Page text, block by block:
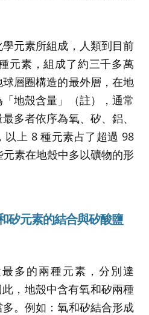
元素所組成，人類到目前
元素，組成了約三千多萬
層圈構造的最外層，在地
地殼含量」（註），通常
多者依序為氧、矽、鋁、
以上 8 種元素占了超過 98
素在地殼中多以礦物的形
矽元素的結合與矽酸鹽
多的兩種元素，分別達
，地殼中含有氧和矽兩種
。例如：氧和矽結合形成